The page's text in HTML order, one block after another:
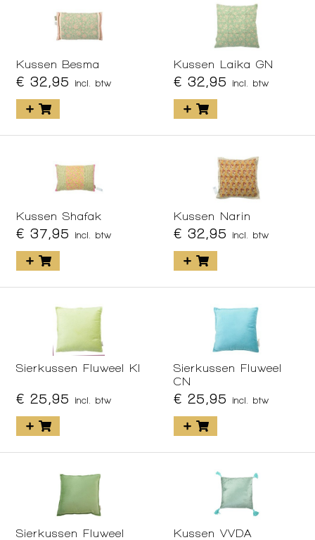
Kussen Besma
€ 32,95 incl. btw
Kussen Laika GN
€ 32,95 incl. btw
Kussen Shafak
€ 37,95 incl. btw
Kussen Narin
€ 32,95 incl. btw
Sierkussen Fluweel KI
€ 25,95 incl. btw
Sierkussen Fluweel
CN
€ 25,95 incl. btw
Sierkussen Fluweel
Kussen VVDA